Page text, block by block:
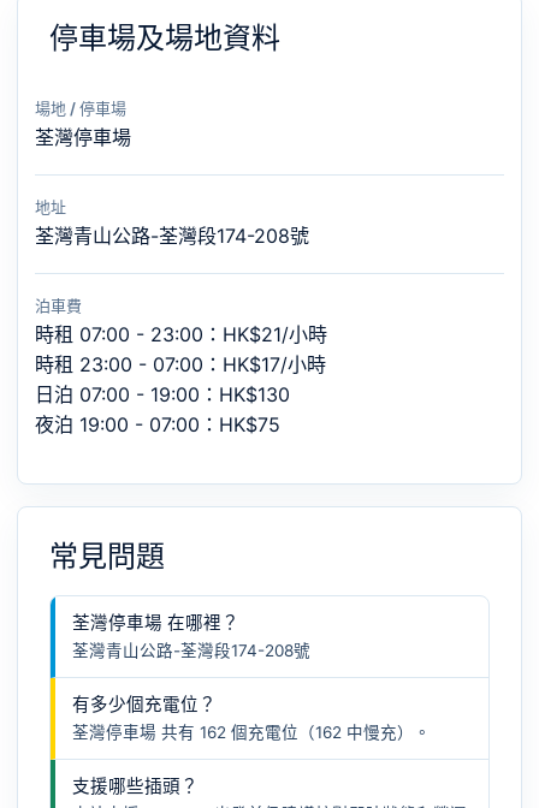
停車場及場地資料
場地 / 停車場
荃灣停車場
地址
荃灣青山公路-荃灣段174-208號
泊車費
時租 07:00 - 23:00：HK$21/小時
時租 23:00 - 07:00：HK$17/小時
日泊 07:00 - 19:00：HK$130
夜泊 19:00 - 07:00：HK$75
常見問題
荃灣停車場 在哪裡？
荃灣青山公路-荃灣段174-208號
有多少個充電位？
荃灣停車場 共有 162 個充電位（162 中慢充）。
支援哪些插頭？